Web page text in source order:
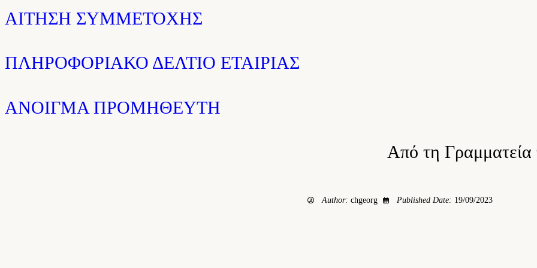
ΑΙΤΗΣΗ ΣΥΜΜΕΤΟΧΗΣ
ΠΛΗΡΟΦΟΡΙΑΚΟ ΔΕΛΤΙΟ ΕΤΑΙΡΙΑΣ
ΑΝΟΙΓΜΑ ΠΡΟΜΗΘΕΥΤΗ
Από τη Γραμματεία του
Author: chgeorg Published Date: 19/09/2023